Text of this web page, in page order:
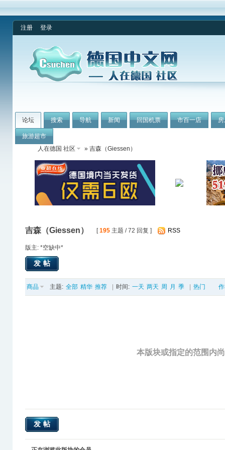
注册 登录
论坛 搜索 导航 新闻 回国机票 市百一店
旅游超市
人在德国 社区
» 吉森（Giessen）
吉森（Giessen） [195 主题 / 72 回复 ] RSS
版主: *空缺中*
发帖
商品 主题: 全部 精华 推荐 时间: 一天 两天 周 月 季 热门
本版块或指定的范围内
发帖